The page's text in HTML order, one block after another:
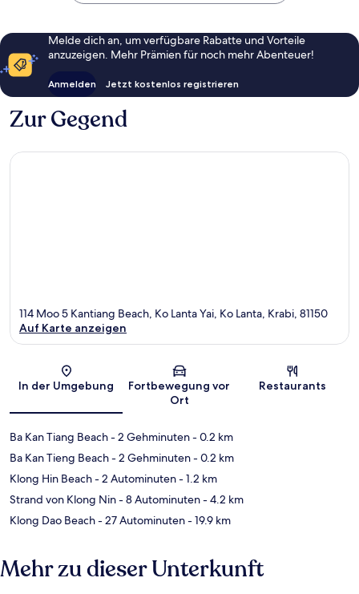
Melde dich an, um verfügbare Rabatte und Vorteile
anzuzeigen. Mehr Prämien für noch mehr Abenteuer!
Anmelden Jetzt kostenlos registrieren
Zur Gegend
Karte
114 Moo 5 Kantiang Beach, Ko Lanta Yai, Ko Lanta, Krabi, 81150
Auf Karte anzeigen
In der Umgebung
Fortbewegung vor
Ort
Restaurants
Ba Kan Tiang Beach- 2 Gehminuten- 0.2 km
Ba Kan Tieng Beach- 2 Gehminuten- 0.2 km
Klong Hin Beach- 2 Autominuten- 1.2 km
Strand von Klong Nin- 8 Autominuten- 4.2 km
Klong Dao Beach- 27 Autominuten- 19.9 km
Mehr zu dieser Unterkunft